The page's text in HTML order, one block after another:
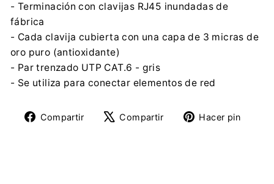
- Terminación con clavijas RJ45 inundadas de
fábrica
- Cada clavija cubierta con una capa de 3 micras de
oro puro (antioxidante)
- Par trenzado UTP CAT.6 - gris
- Se utiliza para conectar elementos de red
Compartir
CompartirCompartir
TuitearHacer pin